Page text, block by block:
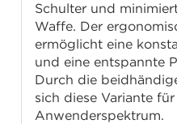
Schulter und
Waffe. Der
ermöglicht eine
und eine entspannte
Durch die
sich diese Variante
Anwenderspektrum.